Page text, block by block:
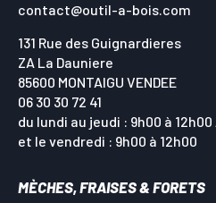
contact@outil-a-bois.com
131 Rue des Guignardieres
ZA La Dauniere
85600 MONTAIGU VENDEE
06 30 30 72 41
du lundi au jeudi : 9h00 à 12h00
et le vendredi : 9h00 à 12h00
MÈCHES, FRAISES & FORETS